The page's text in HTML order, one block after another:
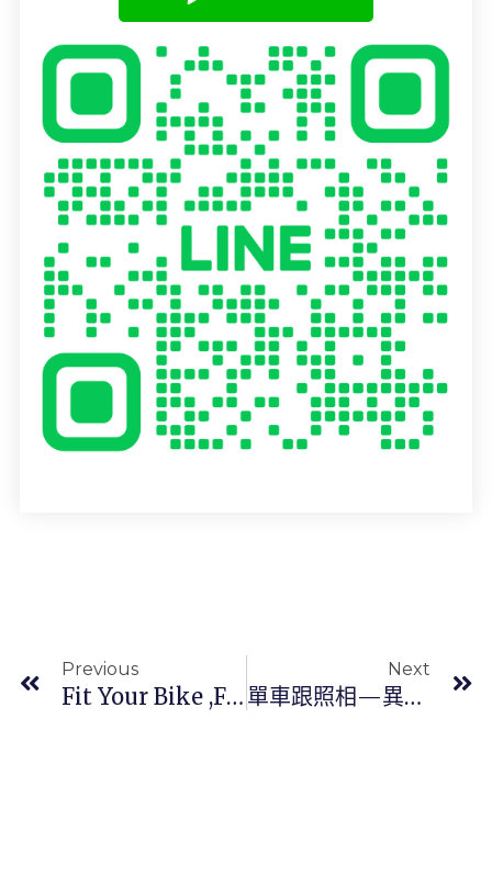
Previous
Fit Your Bike ,fit Your Equipment By Yourself.
Next
單車跟照相—異曲同工之妙